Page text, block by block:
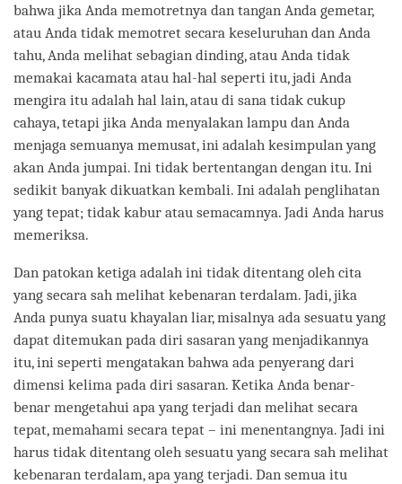
bahwa jika Anda memotretnya dan tangan Anda gemetar,
atau Anda tidak memotret secara keseluruhan dan Anda
tahu, Anda melihat sebagian dinding, atau Anda tidak
memakai kacamata atau hal-hal seperti itu, jadi Anda
mengira itu adalah hal lain, atau di sana tidak cukup
cahaya, tetapi jika Anda menyalakan lampu dan Anda
menjaga semuanya memusat, ini adalah kesimpulan yang
akan Anda jumpai. Ini tidak bertentangan dengan itu. Ini
sedikit banyak dikuatkan kembali. Ini adalah penglihatan
yang tepat; tidak kabur atau semacamnya. Jadi Anda harus
memeriksa.
Dan patokan ketiga adalah ini tidak ditentang oleh cita
yang secara sah melihat kebenaran terdalam. Jadi, jika
Anda punya suatu khayalan liar, misalnya ada sesuatu yang
dapat ditemukan pada diri sasaran yang menjadikannya
itu, ini seperti mengatakan bahwa ada penyerang dari
dimensi kelima pada diri sasaran. Ketika Anda benar-
benar mengetahui apa yang terjadi dan melihat secara
tepat, memahami secara tepat – ini menentangnya. Jadi ini
harus tidak ditentang oleh sesuatu yang secara sah melihat
kebenaran terdalam, apa yang terjadi. Dan semua itu